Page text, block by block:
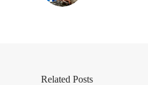
Related Posts